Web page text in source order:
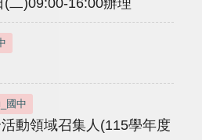
(二)09:00-16:00辦理
國中
動領域召集人(115學年度